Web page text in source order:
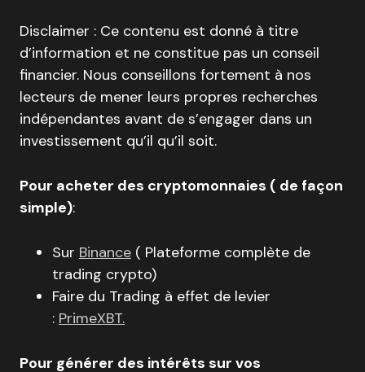
Disclaimer : Ce contenu est donné à titre
d’information et ne constitue pas un conseil
financier. Nous conseillons fortement à nos
lecteurs de mener leurs propres recherches
indépendantes avant de s’engager dans un
investissement qu’il qu’il soit.
Pour acheter des cryptomonnaies ( de façon
simple):
Sur Binance ( Plateforme complète de
trading crypto)
Faire du Trading à effet de levier
: PrimeXBT.
Pour générer des intérêts sur vos